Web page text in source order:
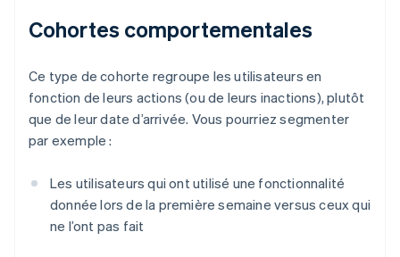
Cohortes comportementales
Ce type de cohorte regroupe les utilisateurs en
fonction de leurs actions (ou de leurs inactions), plutôt
que de leur date d’arrivée. Vous pourriez segmenter
par exemple :
Les utilisateurs qui ont utilisé une fonctionnalité
donnée lors de la première semaine versus ceux qui
ne l’ont pas fait